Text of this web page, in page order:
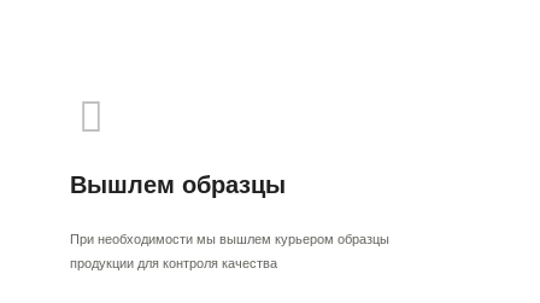
Вышлем образцы
При необходимости мы вышлем курьером образцы
продукции для контроля качества